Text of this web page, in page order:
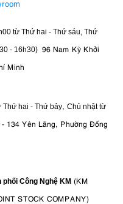
từ Thứ hai - Thứ sáu, Thứ
- 16h30) 96 Nam Kỳ Khởi
Minh
Thứ hai - Thứ bảy, Chủ nhật từ
134 Yên Lãng, Phường Đống
Công Nghệ KM (KM
STOCK COMPANY)